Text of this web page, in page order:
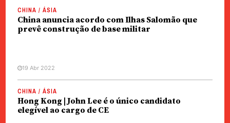
CHINA / ÁSIA
China anuncia acordo com Ilhas Salomão que
prevê construção de base militar
19 Abr 2022
CHINA / ÁSIA
Hong Kong | John Lee é o único candidato
elegível ao cargo de CE